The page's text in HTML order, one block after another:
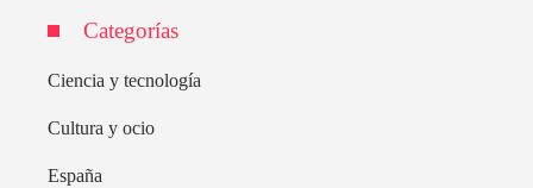
Categorías
Ciencia y tecnología
Cultura y ocio
España